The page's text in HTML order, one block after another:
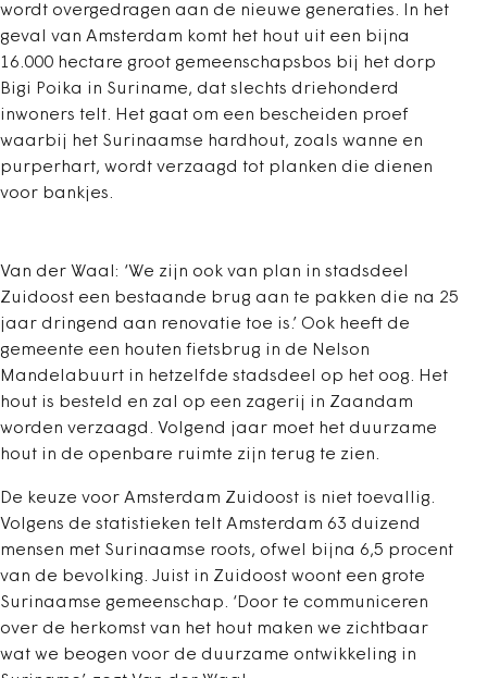
wordt overgedragen aan de nieuwe generaties. In het
geval van Amsterdam komt het hout uit een bijna
16.000 hectare groot gemeenschapsbos bij het dorp
Bigi Poika in Suriname, dat slechts driehonderd
inwoners telt. Het gaat om een bescheiden proef
waarbij het Surinaamse hardhout, zoals wanne en
purperhart, wordt verzaagd tot planken die dienen
voor bankjes.
Van der Waal: ‘We zijn ook van plan in stadsdeel
Zuidoost een bestaande brug aan te pakken die na 25
jaar dringend aan renovatie toe is.’ Ook heeft de
gemeente een houten fietsbrug in de Nelson
Mandelabuurt in hetzelfde stadsdeel op het oog. Het
hout is besteld en zal op een zagerij in Zaandam
worden verzaagd. Volgend jaar moet het duurzame
hout in de openbare ruimte zijn terug te zien.
De keuze voor Amsterdam Zuidoost is niet toevallig.
Volgens de statistieken telt Amsterdam 63 duizend
mensen met Surinaamse roots, ofwel bijna 6,5 procent
van de bevolking. Juist in Zuidoost woont een grote
Surinaamse gemeenschap. ‘Door te communiceren
over de herkomst van het hout maken we zichtbaar
wat we beogen voor de duurzame ontwikkeling in